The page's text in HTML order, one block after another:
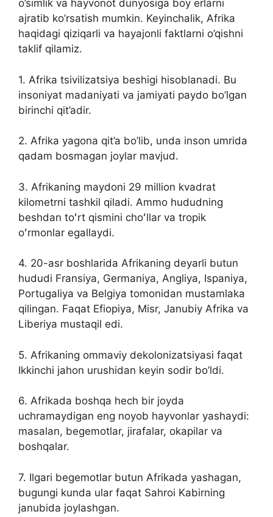
o’simlik va hayvonot dunyosiga boy erlarni
ajratib ko’rsatish mumkin. Keyinchalik, Afrika
haqidagi qiziqarli va hayajonli faktlarni o’qishni
taklif qilamiz.
1. Afrika tsivilizatsiya beshigi hisoblanadi. Bu
insoniyat madaniyati va jamiyati paydo bo’lgan
birinchi qit’adir.
2. Afrika yagona qit’a bo’lib, unda inson umrida
qadam bosmagan joylar mavjud.
3. Afrikaning maydoni 29 million kvadrat
kilometrni tashkil qiladi. Ammo hududning
beshdan toʻrt qismini choʻllar va tropik
oʻrmonlar egallaydi.
4. 20-asr boshlarida Afrikaning deyarli butun
hududi Fransiya, Germaniya, Angliya, Ispaniya,
Portugaliya va Belgiya tomonidan mustamlaka
qilingan. Faqat Efiopiya, Misr, Janubiy Afrika va
Liberiya mustaqil edi.
5. Afrikaning ommaviy dekolonizatsiyasi faqat
Ikkinchi jahon urushidan keyin sodir bo’ldi.
6. Afrikada boshqa hech bir joyda
uchramaydigan eng noyob hayvonlar yashaydi:
masalan, begemotlar, jirafalar, okapilar va
boshqalar.
7. Ilgari begemotlar butun Afrikada yashagan,
bugungi kunda ular faqat Sahroi Kabirning
janubida joylashgan.